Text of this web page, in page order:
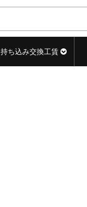
持ち込み交換工賃